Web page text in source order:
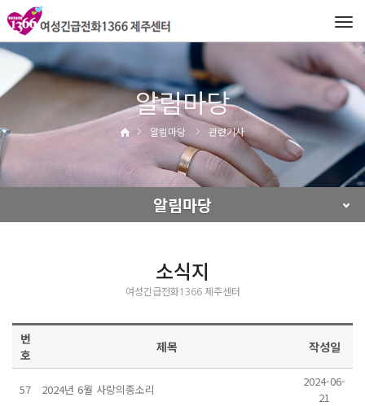
알림마당
알림마당 관련기사
알림마당
소식지
여성긴급전화1366 제주센터
번
호
제목 작성일
57 2024년 6월 사랑의종소리
2024-06-
21